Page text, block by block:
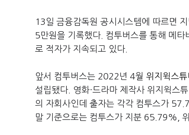
13일 금융감독원 공시시스템에 따르면
5만원을 기록했다. 컴투버스를 통해 메
로 적자가 지속되고 있다.
앞서 컴투버스는 2022년 4월 위지윅스
설립됐다. 영화·드라마 제작사 위지윅스
의 자회사인데 출자는 각각 컴투스가
말 기준으로는 컴투스가 지분 65.79%,